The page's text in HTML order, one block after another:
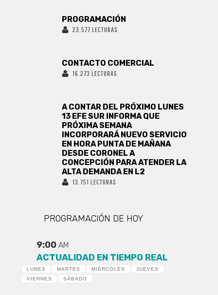
PROGRAMACIÓN
23.577 LECTURAS
CONTACTO COMERCIAL
16.273 LECTURAS
A CONTAR DEL PRÓXIMO LUNES
13 EFE SUR INFORMA QUE
PRÓXIMA SEMANA
INCORPORARÁ NUEVO SERVICIO
EN HORA PUNTA DE MAÑANA
DESDE CORONEL A
CONCEPCIÓN PARA ATENDER LA
ALTA DEMANDA EN L2
13.751 LECTURAS
PROGRAMACIÓN DE HOY
9:00 AM
ACTUALIDAD EN TIEMPO REAL
LUNES MARTES MIÉRCOLES
JUEVES
VIERNES
SÁBADO